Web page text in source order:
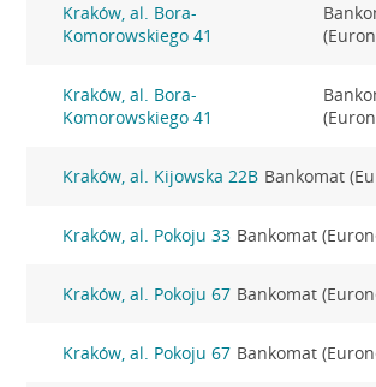
Kraków, al. Bora-
Komorowskiego 41
Kraków, al. Bora-
Komorowskiego 41
Kraków, al. Kijowska 22B Bankomat
Kraków, al. Pokoju 33 Bankomat
Kraków, al. Pokoju 67 Bankomat
Kraków, al. Pokoju 67 Bankomat